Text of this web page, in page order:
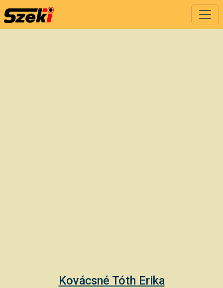
Kovácsné Tóth Erika